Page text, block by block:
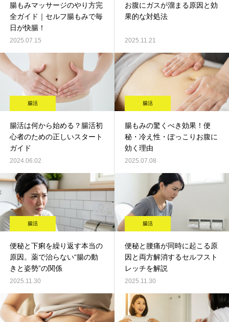
腸もみマッサージのやり方完
全ガイド｜セルフ腸もみで毎
日が快腸！
2025.07.15
お腹にガスが溜まる原因と効
果的な対処法
2025.11.21
腸活
腸活は何から始める？腸活初
心者のための正しいスタート
ガイド
2024.06.02
腸活
腸もみの驚くべき効果！便
秘・冷え性・ぽっこりお腹に
効く理由
2025.07.08
腸活
便秘と下痢を繰り返す本当の
原因。薬で治らない“腸の動
きと姿勢”の関係
2025.11.30
腸活
便秘と腰痛が同時に起こる原
因と両方解消するセルフスト
レッチを解説
2025.11.30